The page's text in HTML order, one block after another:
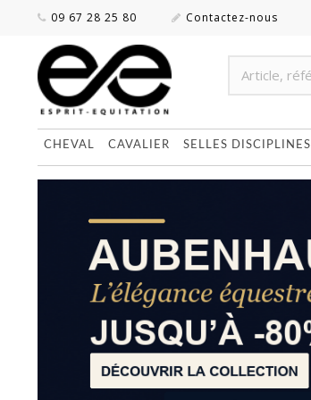
09 67 28 25 80 Contactez-nous
CHEVAL CAVALIER SELLES DISCIPLINES